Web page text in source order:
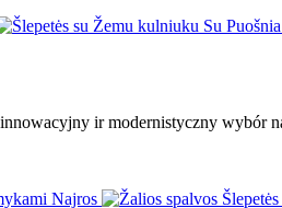
ir modernistyczny wybór